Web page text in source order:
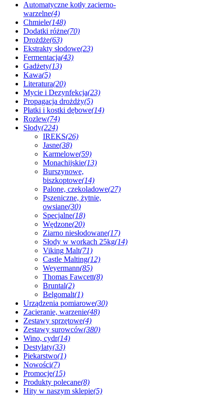
Automatyczne kotły zacierno-
warzelne(4)
Chmiele(148)
Dodatki różne(70)
Drożdże(63)
Ekstrakty słodowe(23)
Fermentacja(43)
Gadżety(13)
Kawa(5)
Literatura(20)
Mycie i Dezynfekcja(23)
Propagacja drożdży(5)
Płatki i kostki dębowe(14)
Rozlew(74)
Słody(224)
IREKS(26)
Jasne(38)
Karmelowe(59)
Monachijskie(13)
Burszynowe,
biszkoptowe(14)
Palone, czekoladowe(27)
Pszeniczne, żytnie,
owsiane(30)
Specjalne(18)
Wędzone(20)
Ziarno niesłodowane(17)
Słody w workach 25kg(14)
Viking Malt(71)
Castle Malting(12)
Weyermann(85)
Thomas Fawcett(8)
Bruntal(2)
Belgomalt(1)
Urządzenia pomiarowe(30)
Zacieranie, warzenie(48)
Zestawy sprzętowe(4)
Zestawy surowców(380)
Wino, cydr(14)
Destylaty(33)
Piekarstwo(1)
Nowości(7)
Promocje(15)
Produkty polecane(8)
Hity w naszym sklepie(5)